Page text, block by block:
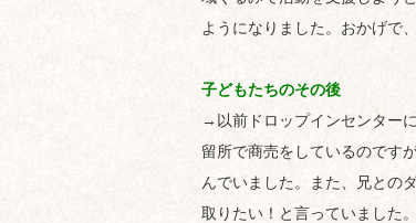
ようになりました。おかげで
子どもたちのその後
→以前ドロップインセンター
留所で商売をしているのです
んでいました。また、兄との
取りたい！と言っていました。